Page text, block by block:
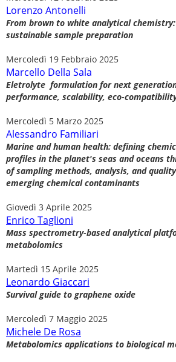
Lorenzo Antonelli
From brown to white analytical
sustainable sample preparation
Mercoledì 19 Febbraio 2025
Marcello Della Sala
Eletrolyte formulation for next
performance, scalability, eco-
Mercoledì 5 Marzo 2025
Alessandro Familiari
Marine and human health: defining
profiles in the planet's seas and oceans
of sampling methods, analysis, and
emerging chemical contaminants
Giovedì 3 Aprile 2025
Enrico Taglioni
Mass spectrometry-based analytical
metabolomics
Martedì 15 Aprile 2025
Leonardo Giaccari
Survival guide to graphene oxide
Mercoledì 7 Maggio 2025
Michele De Rosa
Metabolomics applications to biological